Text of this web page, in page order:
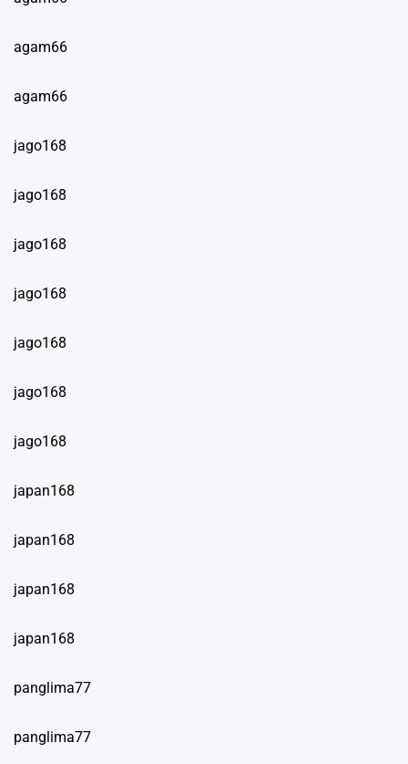
agam66
agam66
jago168
jago168
jago168
jago168
jago168
jago168
jago168
japan168
japan168
japan168
japan168
panglima77
panglima77